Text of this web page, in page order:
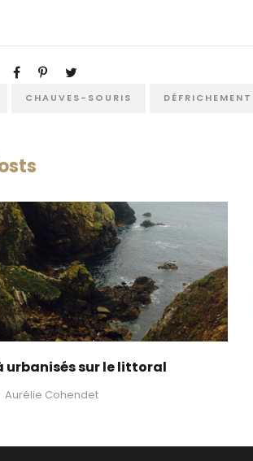
CHAUVES-SOURIS DÉFRICHEMENT
urbanisés sur le littoral
Aurélie Cohendet